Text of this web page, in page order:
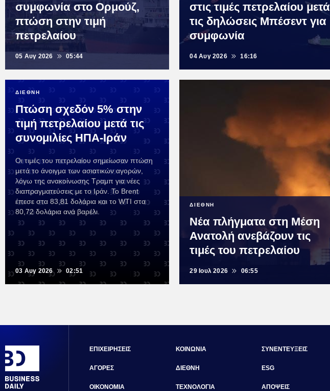
συμφωνία στο Ορμούζ,
πτώση στην τιμή
πετρελαίου
05 Αυγ 2026 05:44
στις τιμές πετρελαίου μετά
τις δηλώσεις Μπέσεντ για
συμφωνία
04 Αυγ 2026 16:16
ΔΙΕΘΝΗ
Πτώση σχεδόν 5% στην
τιμή πετρελαίου μετά τις
συνομιλίες ΗΠΑ-Ιράν
Οι τιμές του πετρελαίου σημείωσαν πτώση
μετά το άνοιγμα των ασιατικών αγορών,
λόγω της ανακοίνωσης Τραμπ για νέες
διαπραγματεύσεις με το Ιράν. Το Brent
έπεσε στα 83,81 δολάρια και το WTI στα
80,72 δολάρια ανά βαρέλι.
03 Αυγ 2026 02:51
ΔΙΕΘΝΗ
Νέα πλήγματα στη Μέση
Ανατολή ανεβάζουν τις
τιμές του πετρελαίου
29 Ιουλ 2026 06:55
ΕΠΙΧΕΙΡΗΣΕΙΣ
ΑΓΟΡΕΣ
ΟΙΚΟΝΟΜΙΑ
ΚΟΙΝΩΝΙΑ
ΔΙΕΘΝΗ
ΤΕΧΝΟΛΟΓΙΑ
ΣΥΝΕΝΤΕΥΞΕΙΣ
ESG
ΑΠΟΨΕΙΣ